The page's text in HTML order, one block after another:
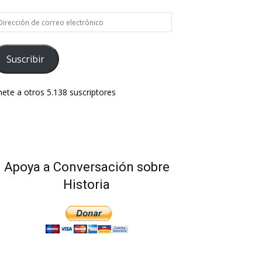
Suscribir
a otros 5.138 suscriptores
Apoya a Conversación sobre
Historia